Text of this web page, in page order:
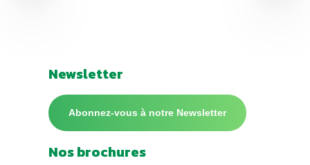
Newsletter
Abonnez-vous à notre Newsletter
Nos brochures